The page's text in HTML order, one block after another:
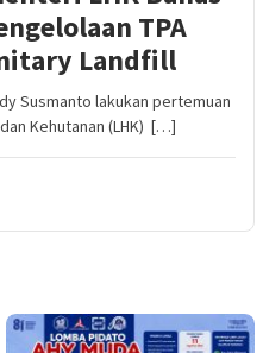
TPA
Landfill
Susmanto lakukan pertemuan
Kehutanan (LHK) […]